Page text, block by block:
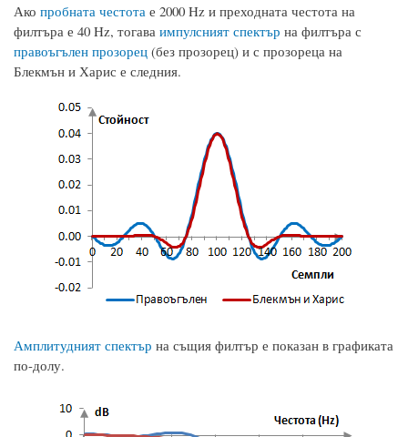
Ако пробната честота е 2000 Hz и преходната честота на
филтъра е 40 Hz, тогава импулсният спектър на филтъра с
правоъгълен прозорец (без прозорец) и с прозореца на
Блекмън и Харис е следния.
Амплитудният спектър на същия филтър е показан в графиката
по-долу.